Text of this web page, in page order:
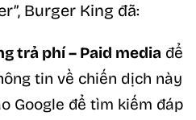
Burger King đã:
trả phí – Paid media để
tin về chiến dịch này
Google để tìm kiếm đáp